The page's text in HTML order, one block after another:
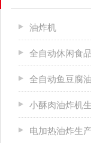
油炸机
全自动休闲食
全自动鱼豆腐
小酥肉油炸机
电加热油炸生